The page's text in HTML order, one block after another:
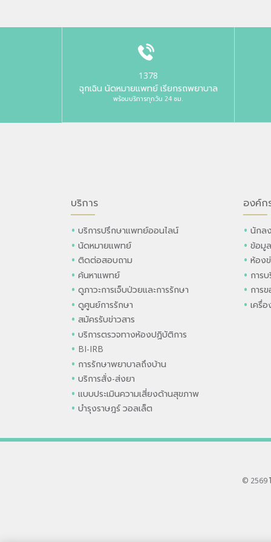
1378
ฉุกเฉิน นัดหมายแพทย์ เรียกรถพยาบาล
พร้อมบริการทุกวัน 24 ชม.
บริการ
บริการปรึกษาแพทย์ออนไลน์
นัดหมายแพทย์
ติดต่อสอบถาม
ค้นหาแพทย์
ดูภาวะการเจ็บป่วยและการรักษา
ดูศูนย์การรักษา
สมัครรับข่าวสาร
บริการตรวจทางห้องปฏิบัติการ
BI-IRB
การรักษาพยาบาลถึงบ้าน
บริการสั่ง-ส่งยา
แบบประเมินความเสี่ยงด้านสุขภาพ
บำรุงราษฎร์ วอลเล็ต
องค์ก
นักล
ข้อมู
ห้อง
การ
การ
เครื่
© 2569